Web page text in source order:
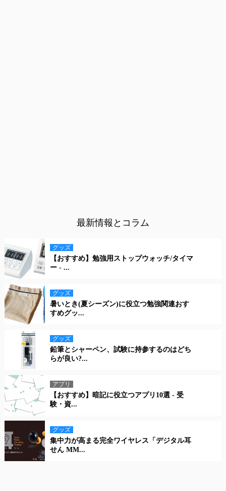
最新情報とコラム
グッズ
【おすすめ】勉強用ストップウォッチ/タイマ
ー - ...
グッズ
暑いとき(夏シーズン)に役立つ勉強関連おす
すめグッ...
グッズ
鉛筆とシャーペン、試験に持参するのはどち
らが良い?...
アプリ
【おすすめ】暗記に役立つアプリ10選 - 受
験・資...
グッズ
集中力が高まる完全ワイヤレス「デジタル耳
せん MM...